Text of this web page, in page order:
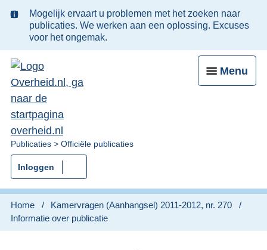
Ter
informatie:
Mogelijk ervaart u problemen met het zoeken naar
publicaties. We werken aan een oplossing. Excuses
voor het ongemak.
Menu
U
bent
nu
hier:
Publicaties Officiële publicaties
Inloggen
Home
Kamervragen (Aanhangsel) 2011-2012, nr. 270
Informatie over publicatie